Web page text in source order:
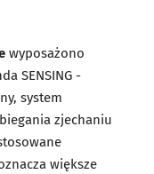
wyposażono
SENSING -
system
zjechaniu
większe